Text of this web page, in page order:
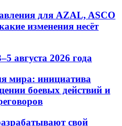
для AZAL, ASCO
изменения несёт
августа 2026 года
мира: инициатива
боевых действий и
свой